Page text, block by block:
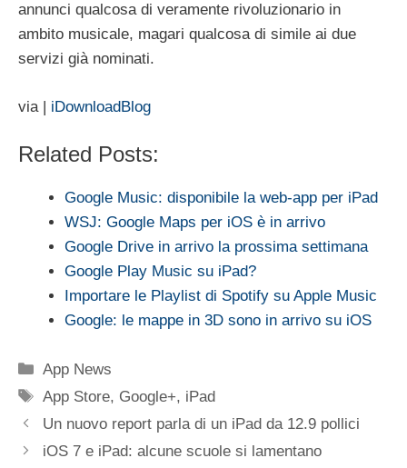
annunci qualcosa di veramente rivoluzionario in
ambito musicale, magari qualcosa di simile ai due
servizi già nominati.
via | iDownloadBlog
Related Posts:
Google Music: disponibile la web-app per iPad
WSJ: Google Maps per iOS è in arrivo
Google Drive in arrivo la prossima settimana
Google Play Music su iPad?
Importare le Playlist di Spotify su Apple Music
Google: le mappe in 3D sono in arrivo su iOS
Categorie
App News
Tag
App Store, Google+, iPad
Un nuovo report parla di un iPad da 12.9 pollici
iOS 7 e iPad: alcune scuole si lamentano